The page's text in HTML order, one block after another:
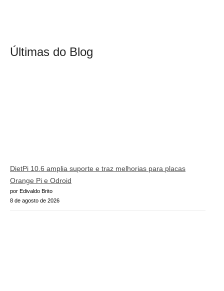
Últimas do Blog
DietPi 10.6 amplia suporte e traz melhorias para placas
Orange Pi e Odroid
por Edivaldo Brito
8 de agosto de 2026